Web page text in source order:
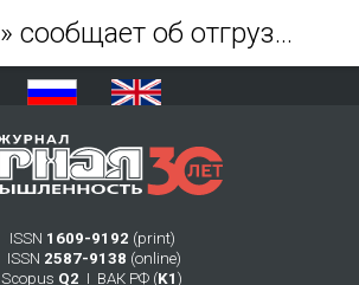
ISSN 1609-9192 (print)
ISSN 2587-9138 (online)
Scopus Q2 Ι ВАК РФ (K1 )
«МЕЧЕЛ» сообщает об отгрузке первой партии железной руды с Сиваглинского месторождения - Журнал Горная промышленность